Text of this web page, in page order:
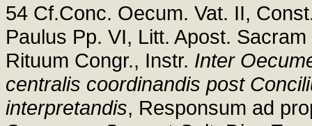
54 Cf.Conc. Oecum. Vat. II,
Paulus Pp. VI, Litt. Apost.
Rituum Congr., Instr. Inter
centralis coordinandis post
interpretandis, Responsum ad